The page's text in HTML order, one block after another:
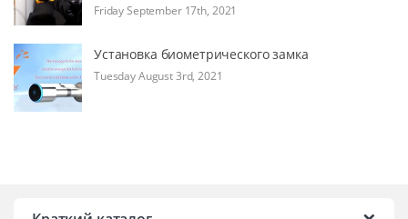
Friday September 17th, 2021
Установка биометрического замка
Tuesday August 3rd, 2021